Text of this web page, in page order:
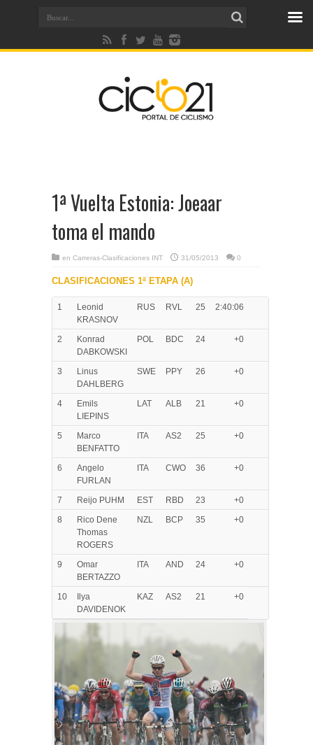
1ª Vuelta Estonia: Joeaar
toma el mando
en Carreras-Clasificaciones INT 31/05/2013 0
CLASIFICACIONES 1ª ETAPA (A)
1
Leonid
KRASNOV
RUS RVL 25 2:40:06
2
Konrad
DABKOWSKI
POL BDC 24 +0
3
Linus
DAHLBERG
SWE PPY 26 +0
4
Emils
LIEPINS
LAT ALB 21 +0
5
Marco
BENFATTO
ITA AS2 25 +0
6
Angelo
FURLAN
ITA CWO 36 +0
7 Reijo PUHM EST RBD 23
+0
8
Rico Dene
Thomas
ROGERS
NZL BCP 35 +0
9
Omar
BERTAZZO
ITA AND 24 +0
10
Ilya
DAVIDENOK
KAZ AS2 21 +0